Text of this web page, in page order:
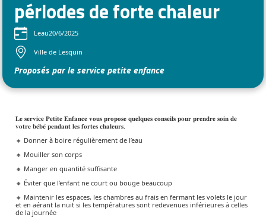
périodes de forte chaleur
Leau20/6/2025
Ville de Lesquin
Proposés par le service petite enfance
𝐋𝐞 𝐬𝐞𝐫𝐯𝐢𝐜𝐞 𝐏𝐞𝐭𝐢𝐭𝐞 𝐄𝐧𝐟𝐚𝐧𝐜𝐞 𝐯𝐨𝐮𝐬 𝐩𝐫𝐨𝐩𝐨𝐬𝐞 𝐪𝐮𝐞𝐥𝐪𝐮𝐞𝐬 𝐜𝐨𝐧𝐬𝐞𝐢𝐥𝐬 𝐩𝐨𝐮𝐫 𝐩𝐫𝐞𝐧𝐝𝐫𝐞 𝐬𝐨𝐢𝐧 𝐝𝐞
𝐯𝐨𝐭𝐫𝐞 𝐛𝐞́𝐛𝐞́ 𝐩𝐞𝐧𝐝𝐚𝐧𝐭 𝐥𝐞𝐬 𝐟𝐨𝐫𝐭𝐞𝐬 𝐜𝐡𝐚𝐥𝐞𝐮𝐫𝐬.
🔸 Donner à boire régulièrement de l’eau
🔸 Mouiller son corps
🔸 Manger en quantité suffisante
🔸 Éviter que l’enfant ne court ou bouge beaucoup
🔸 Maintenir les espaces, les chambres au frais en fermant les volets le jour
et en aérant la nuit si les températures sont redevenues inférieures à celles
de la journée